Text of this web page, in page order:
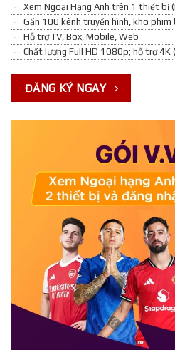
Xem Ngoại Hạng Anh trên 1 thiết bị
Gần 100 kênh truyền hình, kho phim
Hỗ trợ TV, Box, Mobile, Web
Chất lượng Full HD 1080p; hỗ trợ 4K
ĐĂNG KÝ NGAY